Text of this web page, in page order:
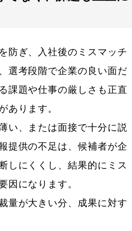
防ぎ、入社後のミスマッチ
選考段階で企業の良い面だ
課題や仕事の厳しさも正直
あります。
い、または面接で十分に説
提供の不足は、候補者が企
しにくくし、結果的にミス
因になります。
量が大きい分、成果に対す